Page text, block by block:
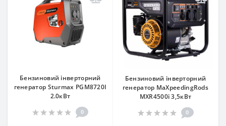
Бензиновий інверторний
генератор Sturmax PGM8720I
2.0кВт
0
Бензиновий інверторний
генератор MaXpeedingRods
MXR4500i 3,5кВт
0